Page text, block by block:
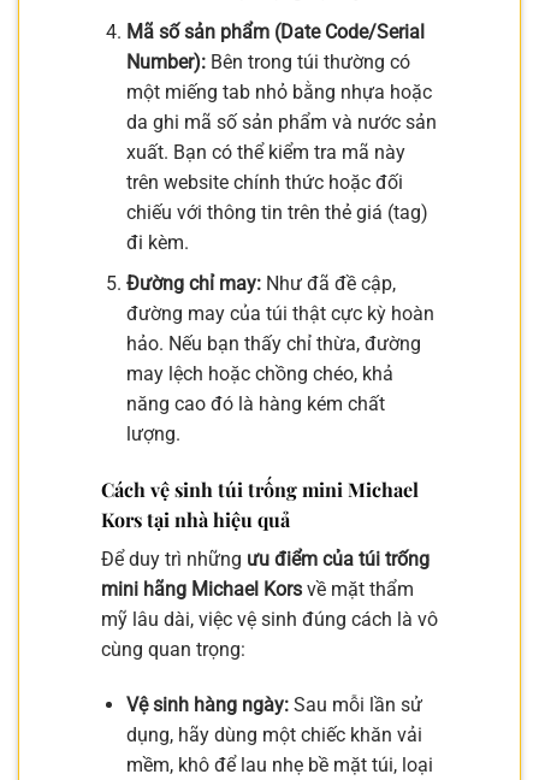
Mã số sản phẩm (Date Code/Serial
Number):Bên trong túi thường có
một miếng tab nhỏ bằng nhựa hoặc
da ghi mã số sản phẩm và nước sản
xuất. Bạn có thể kiểm tra mã này
trên website chính thức hoặc đối
chiếu với thông tin trên thẻ giá (tag)
đi kèm.
Đường chỉ may:Như đã đề cập,
đường may của túi thật cực kỳ hoàn
hảo. Nếu bạn thấy chỉ thừa, đường
may lệch hoặc chồng chéo, khả
năng cao đó là hàng kém chất
lượng.
Cách vệ sinh túi trống mini Michael
Kors tại nhà hiệu quả
Để duy trì những ưu điểm của túi trống
mini hãng Michael Kors về mặt thẩm
mỹ lâu dài, việc vệ sinh đúng cách là vô
cùng quan trọng:
Vệ sinh hàng ngày:Sau mỗi lần sử
dụng, hãy dùng một chiếc khăn vải
mềm, khô để lau nhẹ bề mặt túi, loại